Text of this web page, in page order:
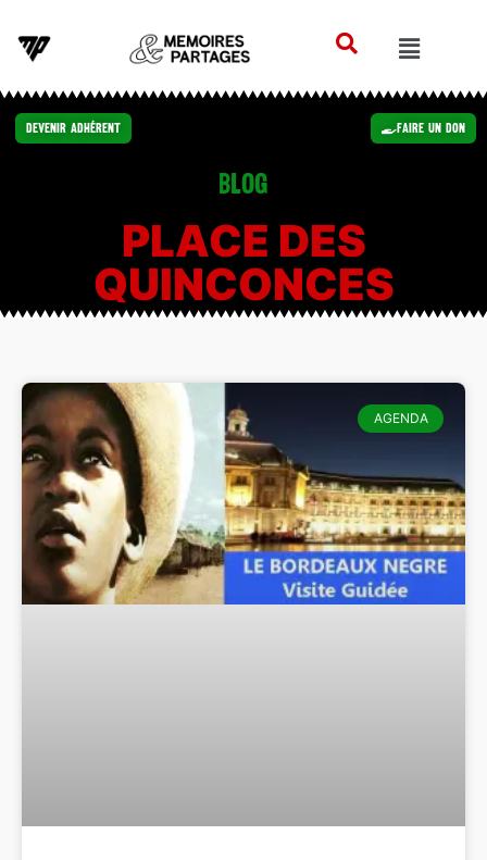
Devenir Adhérent Faire un Don
Blog
PLACE DES
QUINCONCES
AGENDA